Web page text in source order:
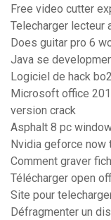
Free video cutter
Telecharger lecteur
Does guitar pro 6
Java se
Logiciel de hack
Microsoft office
version crack
Asphalt 8 pc
Nvidia geforce
Comment graver
Télécharger open
Site pour
Défragmenter un